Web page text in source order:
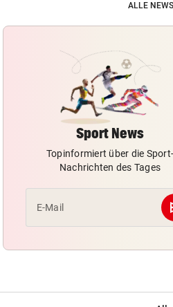
ALLE
Sport News
Topinformiert über die
Nachrichten des Tages
E-Mail